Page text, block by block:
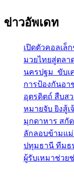
ข่าวอัพเดท
เปิดตัวคอลเล็
มวยไทยสู่ตลา
นครปฐม ขับเ
การป้องกันอา
อุตรดิตถ์ สืบส
หมายจับ ยิงสู้เ
มุกดาหาร สกั
ลักลอบข้ามแ
ปทุมธานี ทีมธ
ผู้รับเหมาช่วย